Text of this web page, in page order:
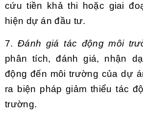
cứu tiền khả thi hoặc giai
hiện dự án đầu tư.
7.Đánh giá tác động môi
phân tích, đánh giá, nhận
động đến môi trường của dự
ra biện pháp giảm thiểu tác
trường.